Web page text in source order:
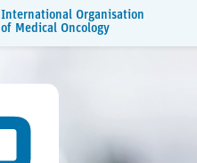
International Organisation
of Medical Oncology